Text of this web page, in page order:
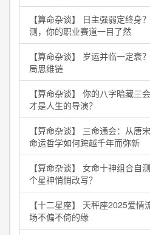
【算命杂谈】 日主强弱定终身
测，你的职业赛道一目了然
【算命杂谈】 岁运并临一定衰
局思维链
【算命杂谈】 你的八字暗藏三
才是人生的导演？
【算命杂谈】 三命通会：从唐
命运哲学如何跨越千年而弥新
【算命杂谈】 女命十神组合自
个星神悄悄改写？
【十二星座】 天秤座2025爱
场不偏不倚的缘